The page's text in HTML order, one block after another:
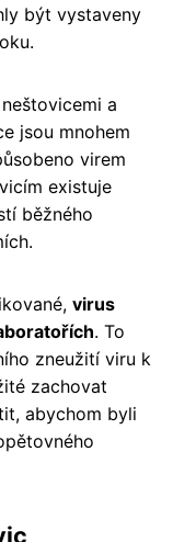
být vystaveny
a
jsou mnohem
virem
existuje
běžného
virus
. To
zneužití viru k
zachovat
abychom byli